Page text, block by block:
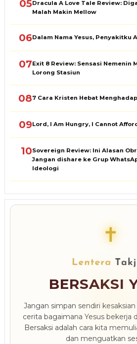
05Dracula A Love Tale Review:
Malah Makin Mellow
06Dalam Nama Yesus, Penyakitku
07Exit 8 Review: Sensasi Nemenin
Lorong Stasiun
087 Cara Kristen Hebat
09Lord, I Am Hungry, I Cannot
10Sovereign Review: Ini Alasan
Jangan dishare ke Grup
Ideologi
✝
BERSAKSI
Jangan simpan sendiri
cerita bagaimana Yesus bekerja
Bersaksi adalah cara kita
dan menguatkan